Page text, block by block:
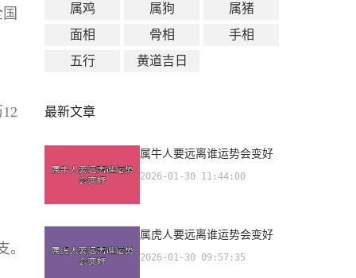
属鸡
属狗
属猪
面相
骨相
手相
五行
黄道吉日
最新文章
属牛人要远离谁运势会变好
2026-01-30 11:44:00
属虎人要远离谁运势会变好
2026-01-30 09:57:35